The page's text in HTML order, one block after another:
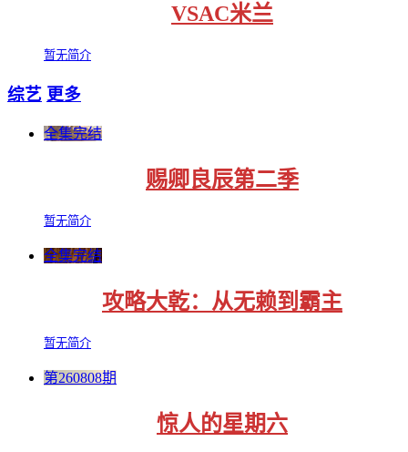
VSAC米兰
暂无简介
综艺 更多
全集完结
赐卿良辰第二季
暂无简介
全集完结
攻略大乾：从无赖到霸主
暂无简介
第260808期
惊人的星期六